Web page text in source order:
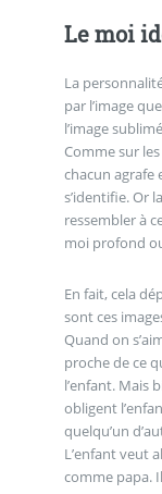
Le moi
La
par l’image
l’image
Comme sur
chacun agrafe
s’identifie. Or
ressembler à
moi profond
En fait, cela
sont ces
Quand on
proche de ce
l’enfant. Mais
obligent
quelqu’un
L’enfant veut
comme papa.